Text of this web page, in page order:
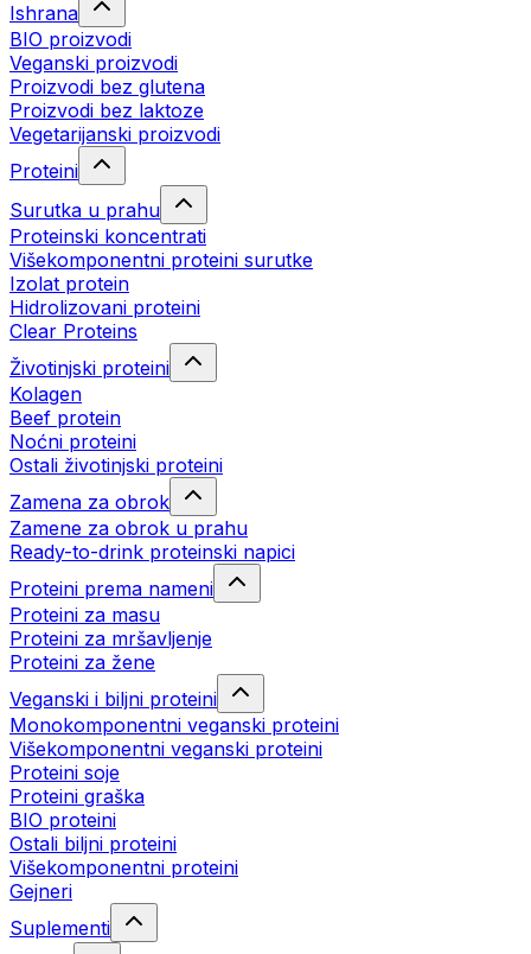
Ishrana
BIO proizvodi
Veganski proizvodi
Proizvodi bez glutena
Proizvodi bez laktoze
Vegetarijanski proizvodi
Proteini
Surutka u prahu
Proteinski koncentrati
Višekomponentni proteini surutke
Izolat protein
Hidrolizovani proteini
Clear Proteins
Životinjski proteini
Kolagen
Beef protein
Noćni proteini
Ostali životinjski proteini
Zamena za obrok
Zamene za obrok u prahu
Ready-to-drink proteinski napici
Proteini prema nameni
Proteini za masu
Proteini za mršavljenje
Proteini za žene
Veganski i biljni proteini
Monokomponentni veganski proteini
Višekomponentni veganski proteini
Proteini soje
Proteini graška
BIO proteini
Ostali biljni proteini
Višekomponentni proteini
Gejneri
Suplementi